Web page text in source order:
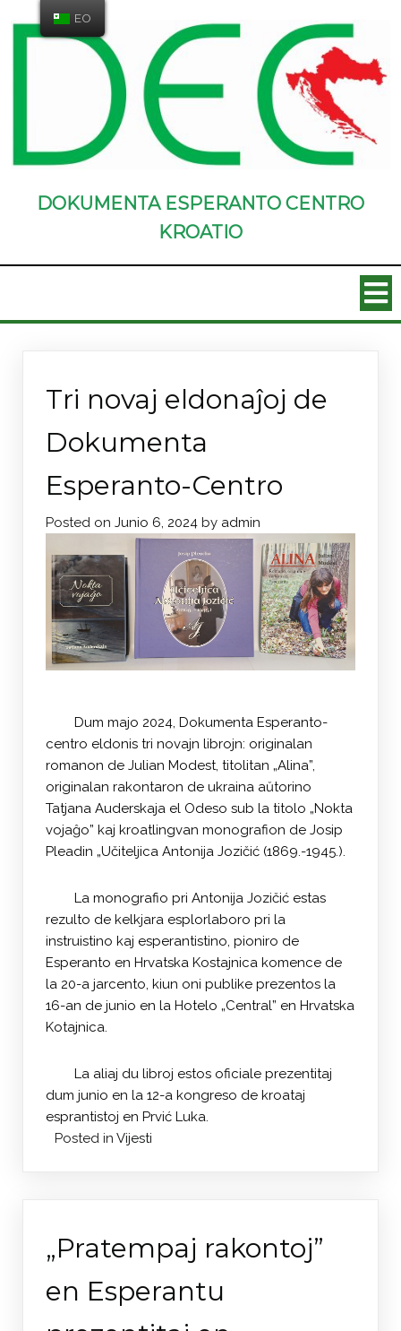
DOKUMENTA ESPERANTO CENTRO
KROATIO
Tri novaj eldonaĵoj de
Dokumenta
Esperanto-Centro
Posted on Junio 6, 2024 by admin
Dum majo 2024, Dokumenta Esperanto-
centro eldonis tri novajn librojn: originalan
romanon de Julian Modest, titolitan „Alina”,
originalan rakontaron de ukraina aŭtorino
Tatjana Auderskaja el Odeso sub la titolo „Nokta
vojaĝo” kaj kroatlingvan monografion de Josip
Pleadin „Učiteljica Antonija Jozičić (1869.-1945.).
La monografio pri Antonija Jozičić estas
rezulto de kelkjara esplorlaboro pri la
instruistino kaj esperantistino, pioniro de
Esperanto en Hrvatska Kostajnica komence de
la 20-a jarcento, kiun oni publike prezentos la
16-an de junio en la Hotelo „Central” en Hrvatska
Kotajnica.
La aliaj du libroj estos oficiale prezentitaj
dum junio en la 12-a kongreso de kroataj
esprantistoj en Prvić Luka.
Posted in Vijesti
„Pratempaj rakontoj”
en Esperantu
EO